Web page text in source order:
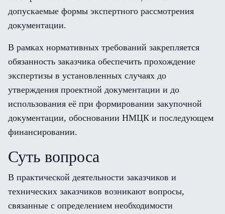
допускаемые формы экспертного рассмотрения
документации.
В рамках нормативных требований закрепляется
обязанность заказчика обеспечить прохождение
экспертизы в установленных случаях до
утверждения проектной документации и до
использования её при формировании закупочной
документации, обосновании НМЦК и последующем
финансировании.
Суть вопроса
В практической деятельности заказчиков и
технических заказчиков возникают вопросы,
связанные с определением необходимости